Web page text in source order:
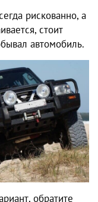
рискованно, а
стоит
автомобиль.
обратите